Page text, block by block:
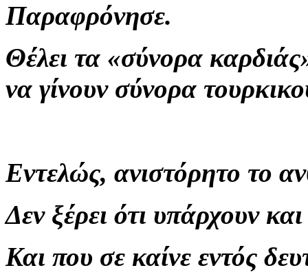
Παραφρόνησε.
Θέλει τα «σύνορα
να γίνουν σύνορα
Εντελώς, ανιστόρητο το
Δεν ξέρει ότι υπάρχουν
Και που σε καίνε εντός